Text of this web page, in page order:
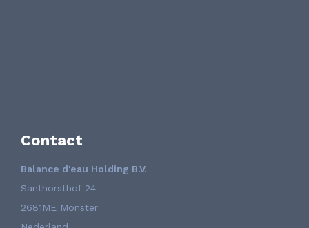
Contact
Balance d'eau Holding B.V.
Santhorsthof 24
2681ME Monster